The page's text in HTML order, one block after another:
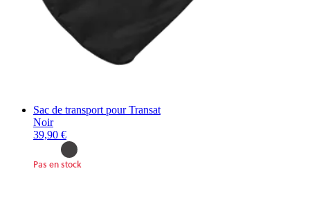
Sac de transport pour Transat
Noir
39,90 €
Pas en stock